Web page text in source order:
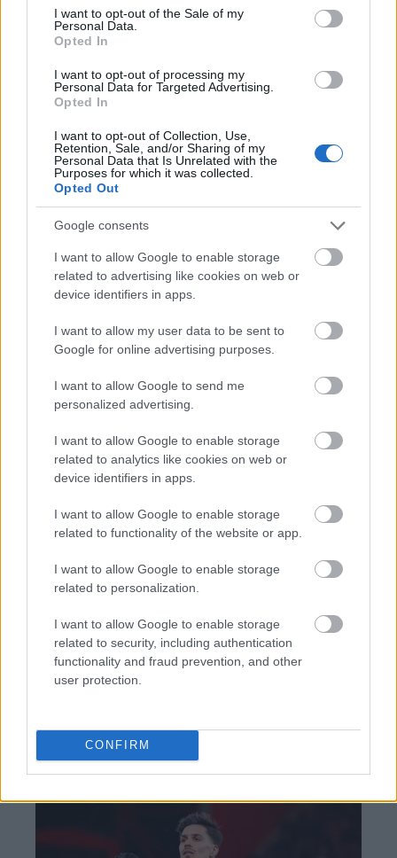
consent section.
I want to opt-out of the Sale of my
Personal Data.
Opted In
I want to opt-out of processing my
Personal Data for Targeted Advertising.
Opted In
I want to opt-out of Collection, Use,
Retention, Sale, and/or Sharing of my
Personal Data that Is Unrelated with the
Purposes for which it was collected.
Opted Out
Google consents
I want to allow Google to enable storage
related to advertising like cookies on web or
device identifiers in apps.
I want to allow my user data to be sent to
Google for online advertising purposes.
I want to allow Google to send me
personalized advertising.
I want to allow Google to enable storage
related to analytics like cookies on web or
device identifiers in apps.
I want to allow Google to enable storage
related to functionality of the website or app.
I want to allow Google to enable storage
related to personalization.
I want to allow Google to enable storage
related to security, including authentication
functionality and fraud prevention, and other
user protection.
CONFIRM
Διαβάζονται αυτή τη στιγμή
Η χαμηλή… απόδοση Μητσοτάκη στις
στοιχηματικές - Ποιος επισκέφθηκε τα
πυρόπληκτα ζωάκια - Το μισογεμάτο ποτήρι
Ποια είναι η (κυβερνητική) λίστα με τα μεγάλα
οδικά έργα και τα εκτιμώμενα
Δυτ. Αττική: Το χρονοδιάγραμμα
έναρξη των έργων πριν τις 15/9
Δικαστικοί
Δικαστήρια
BEST OFINTERNET